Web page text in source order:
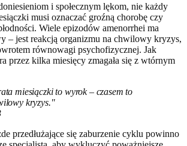
i społecznym lękom, nie każdy
musi oznaczać groźną chorobę czy
Wiele epizodów amenorrhei ma
– jest reakcją organizmu na chwilowy kryzys,
równowagi psychofizycznej. Jak
przez kilka miesięcy zmagała się z wtórnym
miesiączki to wyrok – czasem to
kryzys."
przedłużające się zaburzenie cyklu powinno